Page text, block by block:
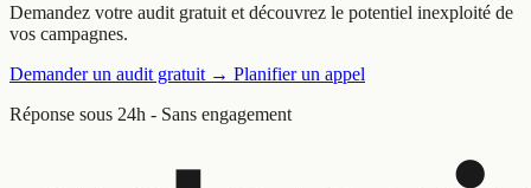
Demandez votre audit gratuit et découvrez le potentiel inexploité de
vos campagnes.
Demander un audit gratuit → Planifier un appel
Réponse sous 24h - Sans engagement